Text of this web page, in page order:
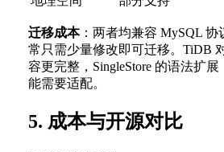
迁移成本：两者均兼容 MySQL 协
常只需少量修改即可迁移。TiDB
容更完整，SingleStore 的语法扩
能需要适配。
5. 成本与开源对比